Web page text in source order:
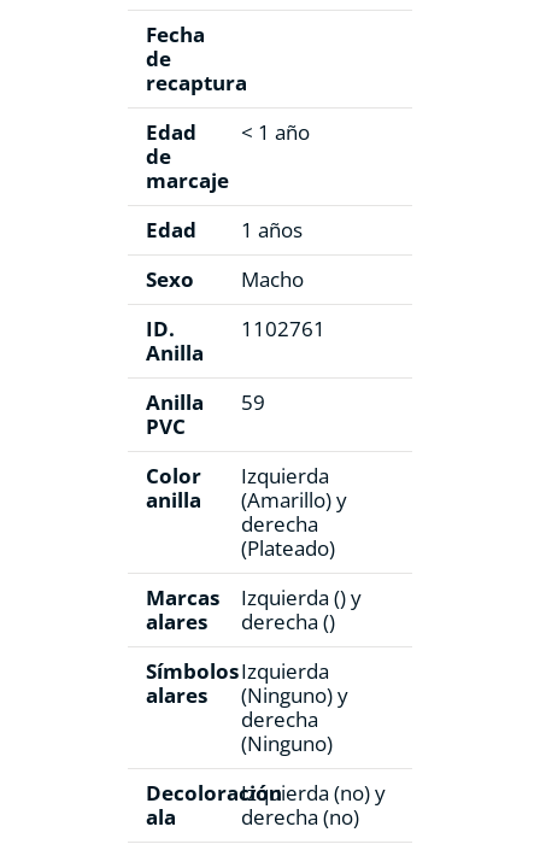
Fecha
de
recaptura
Edad
de
marcaje
< 1 año
Edad
1 años
Sexo
Macho
ID.
Anilla
1102761
Anilla
PVC
59
Color
anilla
Izquierda
(Amarillo) y
derecha
(Plateado)
Marcas
alares
Izquierda () y
derecha ()
Símbolos
alares
Izquierda
(Ninguno) y
derecha
(Ninguno)
Decoloración
ala
Izquierda (no) y
derecha (no)